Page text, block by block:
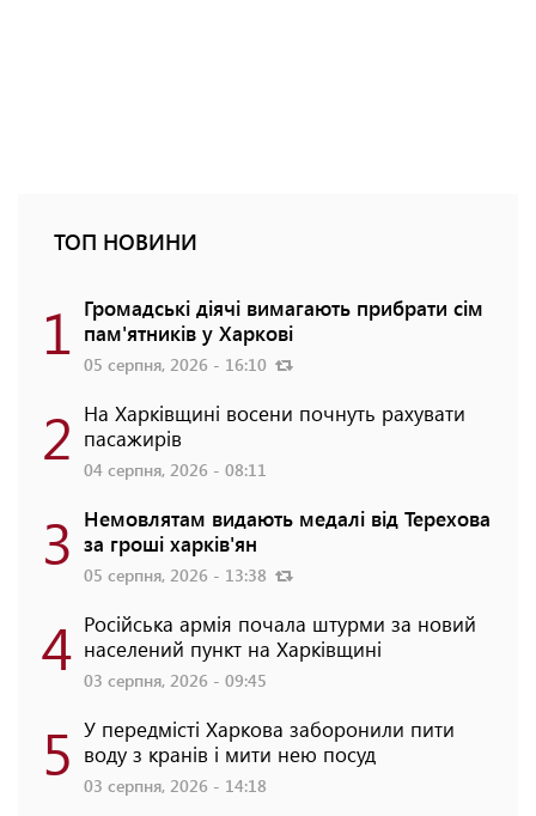
ТОП НОВИНИ
1 Громадські діячі вимагають прибрати сім
пам'ятників у Харкові
05 серпня, 2026 - 16:10
2 На Харківщині восени почнуть рахувати
пасажирів
04 серпня, 2026 - 08:11
3 Немовлятам видають медалі від Терехова
за гроші харків'ян
05 серпня, 2026 - 13:38
4 Російська армія почала штурми за новий
населений пункт на Харківщині
03 серпня, 2026 - 09:45
5 У передмісті Харкова заборонили пити
воду з кранів і мити нею посуд
03 серпня, 2026 - 14:18